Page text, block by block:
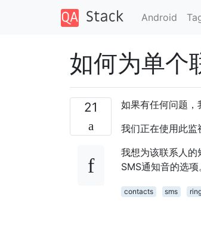
Android
如何为单个
21
如果有任何问题，
我们正在使用此监
我想为该联系人
SMS通知音的选项
contacts sms